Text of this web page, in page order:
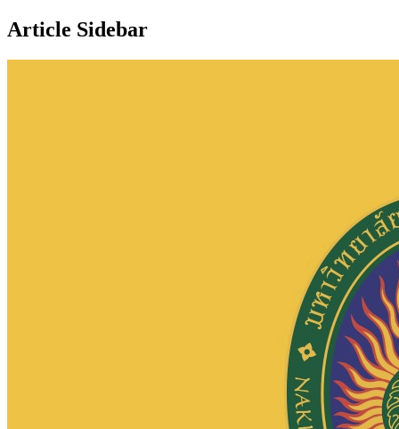
Article Sidebar